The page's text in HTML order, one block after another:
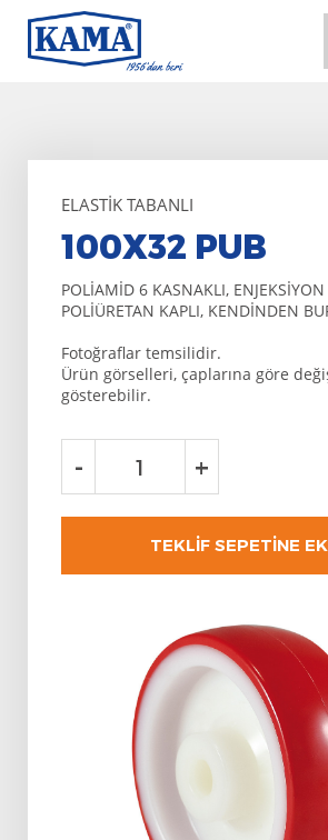
ELASTIK TABANLI
100X32 PUB
POLİAMİD 6 KASNAKLI, ENJEKSİYON
POLİÜRETAN KAPLI, KENDİNDEN
Fotoğraflar temsilidir.
Ürün görselleri, çaplarına göre
gösterebilir.
- +
TEKLİF SEPETİNE